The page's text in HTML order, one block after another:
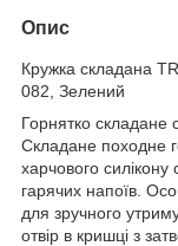
Опис
Кружка складана
082, Зелений
Горнятко складане
Складане походне
харчового
гарячих напоїв.
для зручного
отвір в кришці з